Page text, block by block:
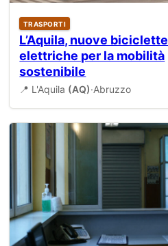
TRASPORTI
L’Aquila, nuove biciclette
elettriche per la mobilità
sostenibile
📍 L'Aquila (AQ)·Abruzzo